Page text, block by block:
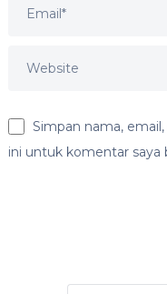
Simpan nama,
ini untuk komentar saya